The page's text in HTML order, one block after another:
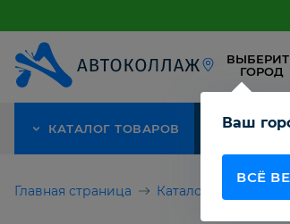
ГОРОД
Ваш
ВСЁ
КАТАЛОГ ТОВАРОВ АКЦИЯ
Главная страница Каталог товаров